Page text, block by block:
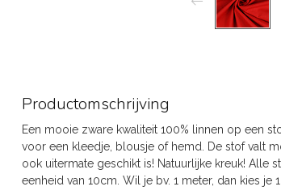
Productomschrijving
Een mooie zware kwaliteit 100% linnen op een
voor een kleedje, blousje of hemd. De stof valt
ook uitermate geschikt is! Natuurlijke kreuk! Alle
eenheid van 10cm. Wil je bv. 1 meter, dan kies je